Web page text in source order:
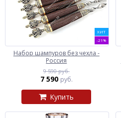
ХИТ
-21%
Набор шампуров без чехла -
Россия
9 590 руб.
7 590 руб.
Купить